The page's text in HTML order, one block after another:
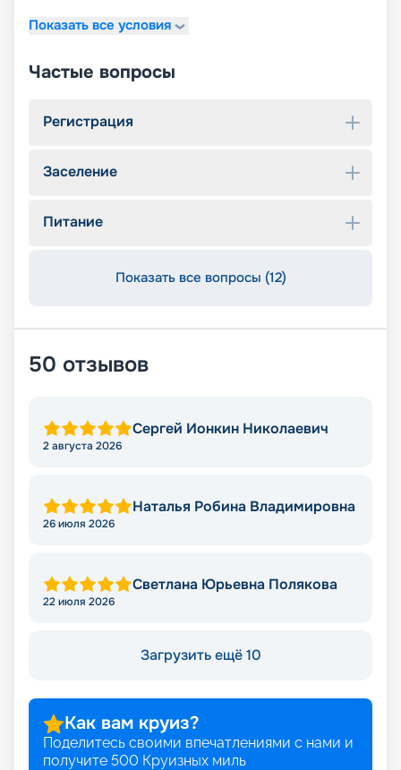
Показать все условия
Частые вопросы
Регистрация
Заселение
Питание
Показать все вопросы (12)
50 отзывов
Сергей Ионкин Николаевич
2 августа 2026
Наталья Робина Владимировна
26 июля 2026
Светлана Юрьевна Полякова
22 июля 2026
Загрузить ещё 10
Как вам круиз?
Поделитесь своими впечатлениями с нами и
получите 500 Круизных миль